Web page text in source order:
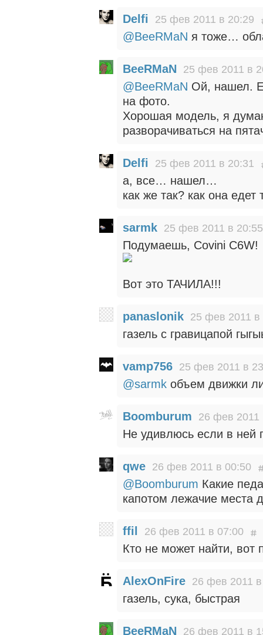
Delfi 25 фев 2011 в 20:29
@BeeRMaN я тоже…
BeeRMaN 25 фев 2011 в
@BeeRMaN Ой, нашел.
на фото.
Хорошая модель, я
разворачиваться на
Delfi 25 фев 2011 в 20:31
а, все… нашел…
как же так? как она едет
sarmk 25 фев 2011 в 20:55
Подумаешь, Covini C6W!
Вот это ТАЧИЛА!!!
panaslonik 25 фев 2011 в
газель с гравицапой
vamp756 25 фев 2011 в
@sarmk объем движки
Boomburum 26 фев 2011
Не удивлюсь если в ней
qwe 26 фев 2011 в 00:50
@Boomburum Какие
капотом лежачие места
ffil 26 фев 2011 в 07:00
Кто не может найти, вот
AlexOnFire 26 фев 2011
газель, сука, быстрая
BeeRMaN 26 фев 2011 в